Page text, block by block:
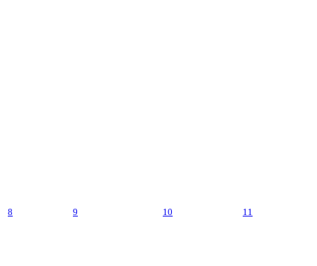
8 9 10 11